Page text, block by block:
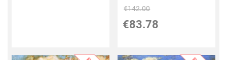
€142.00
€83.78